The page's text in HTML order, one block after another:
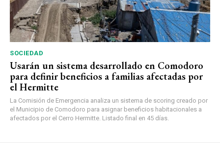
SOCIEDAD
Usarán un sistema desarrollado en Comodoro
para definir beneficios a familias afectadas por
el Hermitte
La Comisión de Emergencia analiza un sistema de scoring creado por
el Municipio de Comodoro para asignar beneficios habitacionales a
afectados por el Cerro Hermitte. Listado final en 45 días.